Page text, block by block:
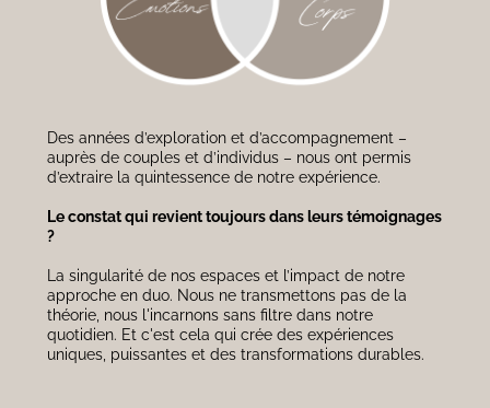
Des années d’exploration et d’accompagnement –
auprès de couples et d’individus – nous ont permis
d’extraire la quintessence de notre expérience.
Le constat qui revient toujours dans leurs témoignages
?
La singularité de nos espaces et l’impact de notre
approche en duo. Nous ne transmettons pas de la
théorie, nous l'incarnons sans filtre dans notre
quotidien. Et c'est cela qui crée des expériences
uniques, puissantes et des transformations durables.